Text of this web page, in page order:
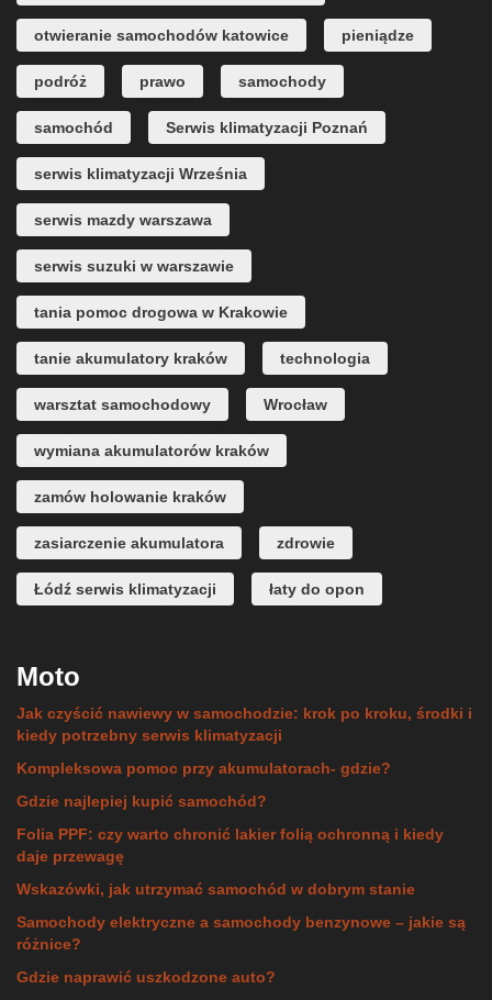
otwieranie samochodów katowice pieniądze
podróż prawo samochody
samochód Serwis klimatyzacji Poznań
serwis klimatyzacji Września
serwis mazdy warszawa
serwis suzuki w warszawie
tania pomoc drogowa w Krakowie
tanie akumulatory kraków technologia
warsztat samochodowy Wrocław
wymiana akumulatorów kraków
zamów holowanie kraków
zasiarczenie akumulatora zdrowie
Łódź serwis klimatyzacji łaty do opon
Moto
Jak czyścić nawiewy w samochodzie: krok po kroku, środki i
kiedy potrzebny serwis klimatyzacji
Kompleksowa pomoc przy akumulatorach- gdzie?
Gdzie najlepiej kupić samochód?
Folia PPF: czy warto chronić lakier folią ochronną i kiedy
daje przewagę
Wskazówki, jak utrzymać samochód w dobrym stanie
Samochody elektryczne a samochody benzynowe – jakie są
różnice?
Gdzie naprawić uszkodzone auto?